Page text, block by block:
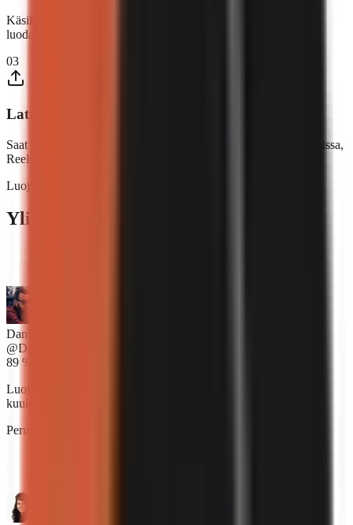
Käsikirjoitus, ääniselostus, visuaalit, tekstitykset ja musiikki –
luodaan ja kootaan automaattisesti.
03
Lataa ja julkaise
Saat julkaisuvalmiin videon. Jaa se YouTube Shortsissa, TikTokissa,
Reelsissä – missä tahansa.
Luojien menestystarinoita
Yli 2,500 luojaa luottaa GoFacelessiin.
Daniel Kowalski
@DanKowalski
89 %
Luojien osuus, jotka raportoivat tulojen kasvusta ensimmäisen
kuukauden aikana.
Perustuu luojakyselyn tuloksiin, tammikuu 2025